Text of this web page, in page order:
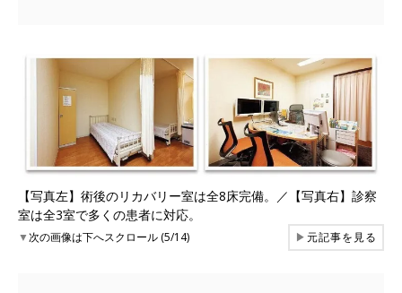
【写真左】術後のリカバリー室は全8床完備。／【写真右】診察
室は全3室で多くの患者に対応。
▼次の画像は下へスクロール (5/14) ▶元記事を見る